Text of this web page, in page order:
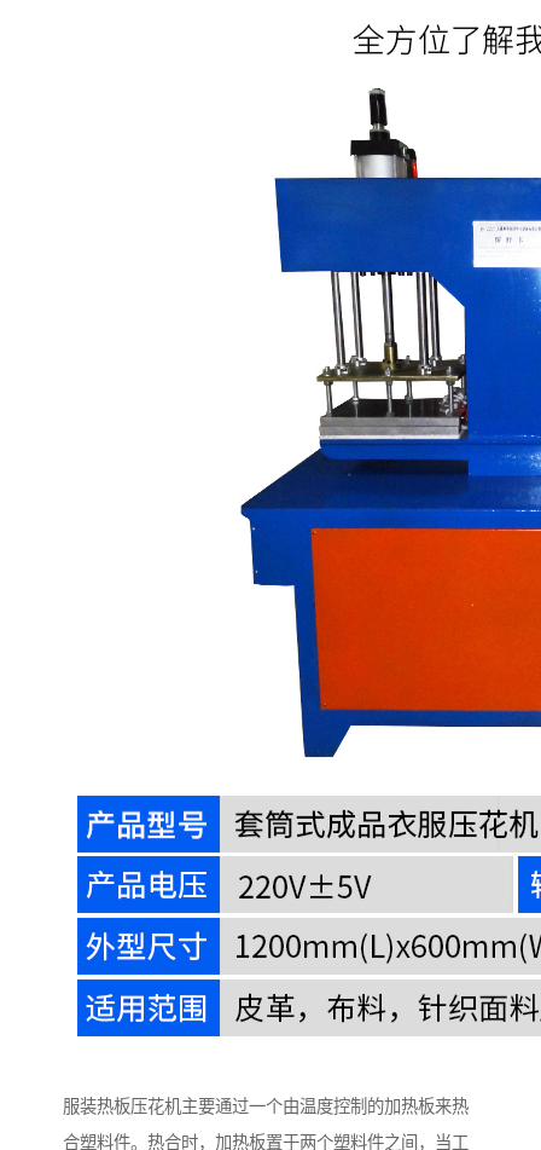
服装热板压花机主要通过一个由温度控制的加热板来热
合塑料件。热合时，加热板置于两个塑料件之间，当工